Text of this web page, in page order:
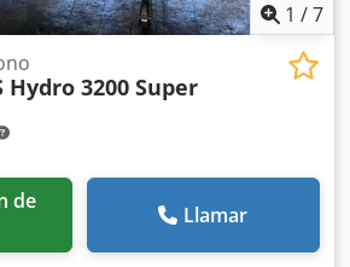
1 /7
Hydro 3200 Super
Llamar